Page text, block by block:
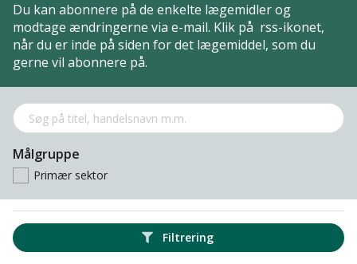
Du kan abonnere på de enkelte lægemidler og
modtage ændringerne via e-mail. Klik på rss-ikonet,
når du er inde på siden for det lægemiddel, som du
gerne vil abonnere på.
Målgruppe
Primær sektor
Filtrering